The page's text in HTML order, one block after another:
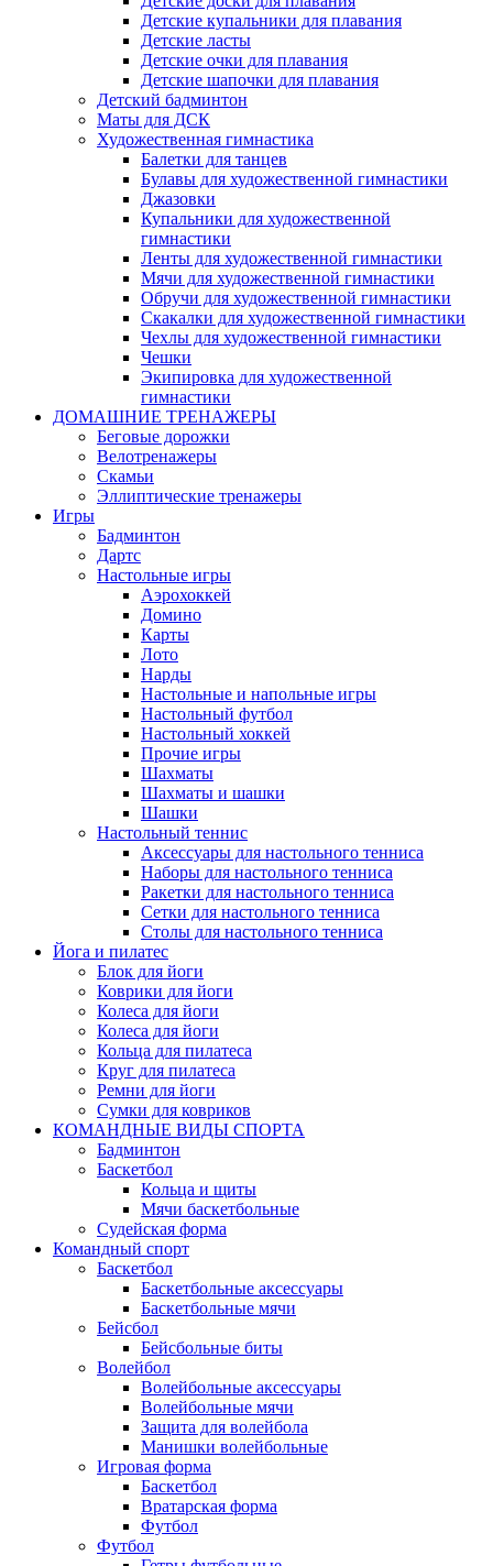
Детские купальники для плавания
Детские ласты
Детские очки для плавания
Детские шапочки для плавания
Детский бадминтон
Маты для ДСК
Художественная гимнастика
Балетки для танцев
Булавы для художественной гимнастики
Джазовки
Купальники для художественной
гимнастики
Ленты для художественной гимнастики
Мячи для художественной гимнастики
Обручи для художественной гимнастики
Скакалки для художественной гимнастики
Чехлы для художественной гимнастики
Чешки
Экипировка для художественной
гимнастики
ДОМАШНИЕ ТРЕНАЖЕРЫ
Беговые дорожки
Велотренажеры
Скамьи
Эллиптические тренажеры
Игры
Бадминтон
Дартс
Настольные игры
Аэрохоккей
Домино
Карты
Лото
Нарды
Настольные и напольные игры
Настольный футбол
Настольный хоккей
Прочие игры
Шахматы
Шахматы и шашки
Шашки
Настольный теннис
Аксессуары для настольного тенниса
Наборы для настольного тенниса
Ракетки для настольного тенниса
Сетки для настольного тенниса
Столы для настольного тенниса
Йога и пилатес
Блок для йоги
Коврики для йоги
Колеса для йоги
Колеса для йоги
Кольца для пилатеса
Круг для пилатеса
Ремни для йоги
Сумки для ковриков
КОМАНДНЫЕ ВИДЫ СПОРТА
Бадминтон
Баскетбол
Кольца и щиты
Мячи баскетбольные
Судейская форма
Командный спорт
Баскетбол
Баскетбольные аксессуары
Баскетбольные мячи
Бейсбол
Бейсбольные биты
Волейбол
Волейбольные аксессуары
Волейбольные мячи
Защита для волейбола
Манишки волейбольные
Игровая форма
Баскетбол
Вратарская форма
Футбол
Футбол